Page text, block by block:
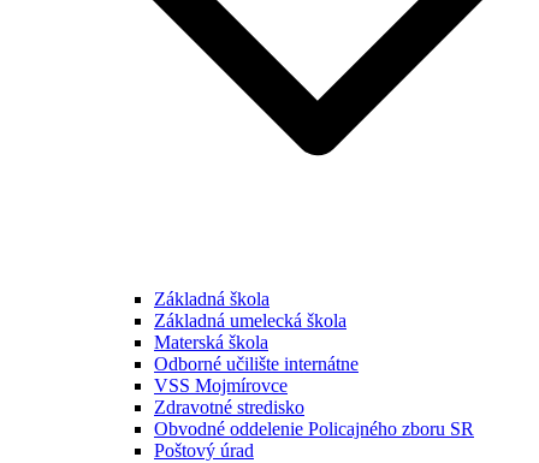
Základná škola
Základná umelecká škola
Materská škola
Odborné učilište internátne
VSS Mojmírovce
Zdravotné stredisko
Obvodné oddelenie Policajného zboru SR
Poštový úrad